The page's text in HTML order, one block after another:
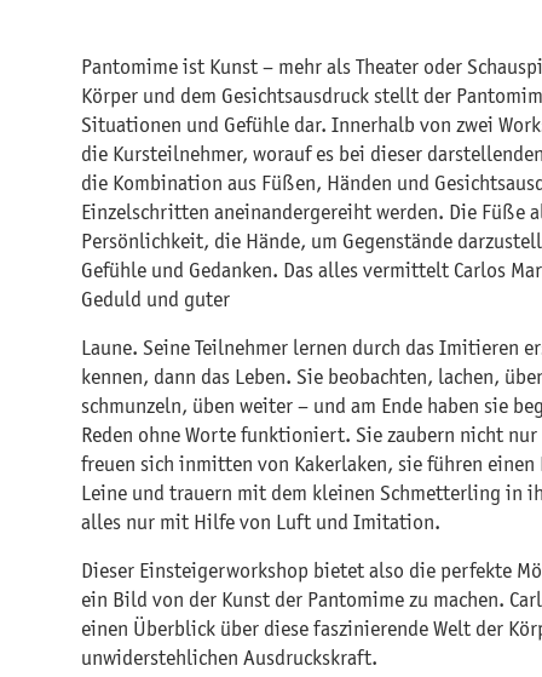
Pantomime ist Kunst – mehr als Theater oder
Körper und dem Gesichtsausdruck stellt der
Situationen und Gefühle dar. Innerhalb von zwei
die Kursteilnehmer, worauf es bei dieser
die Kombination aus Füßen, Händen und
Einzelschritten aneinandergereiht werden. Die Füße
Persönlichkeit, die Hände, um Gegenstände
Gefühle und Gedanken. Das alles vermittelt Carlos
Geduld und guter
Laune. Seine Teilnehmer lernen durch das Imitieren
kennen, dann das Leben. Sie beobachten, lachen,
schmunzeln, üben weiter – und am Ende haben sie
Reden ohne Worte funktioniert. Sie zaubern nicht nur
freuen sich inmitten von Kakerlaken, sie führen einen
Leine und trauern mit dem kleinen Schmetterling in
alles nur mit Hilfe von Luft und Imitation.
Dieser Einsteigerworkshop bietet also die perfekte
ein Bild von der Kunst der Pantomime zu machen.
einen Überblick über diese faszinierende Welt der
unwiderstehlichen Ausdruckskraft.